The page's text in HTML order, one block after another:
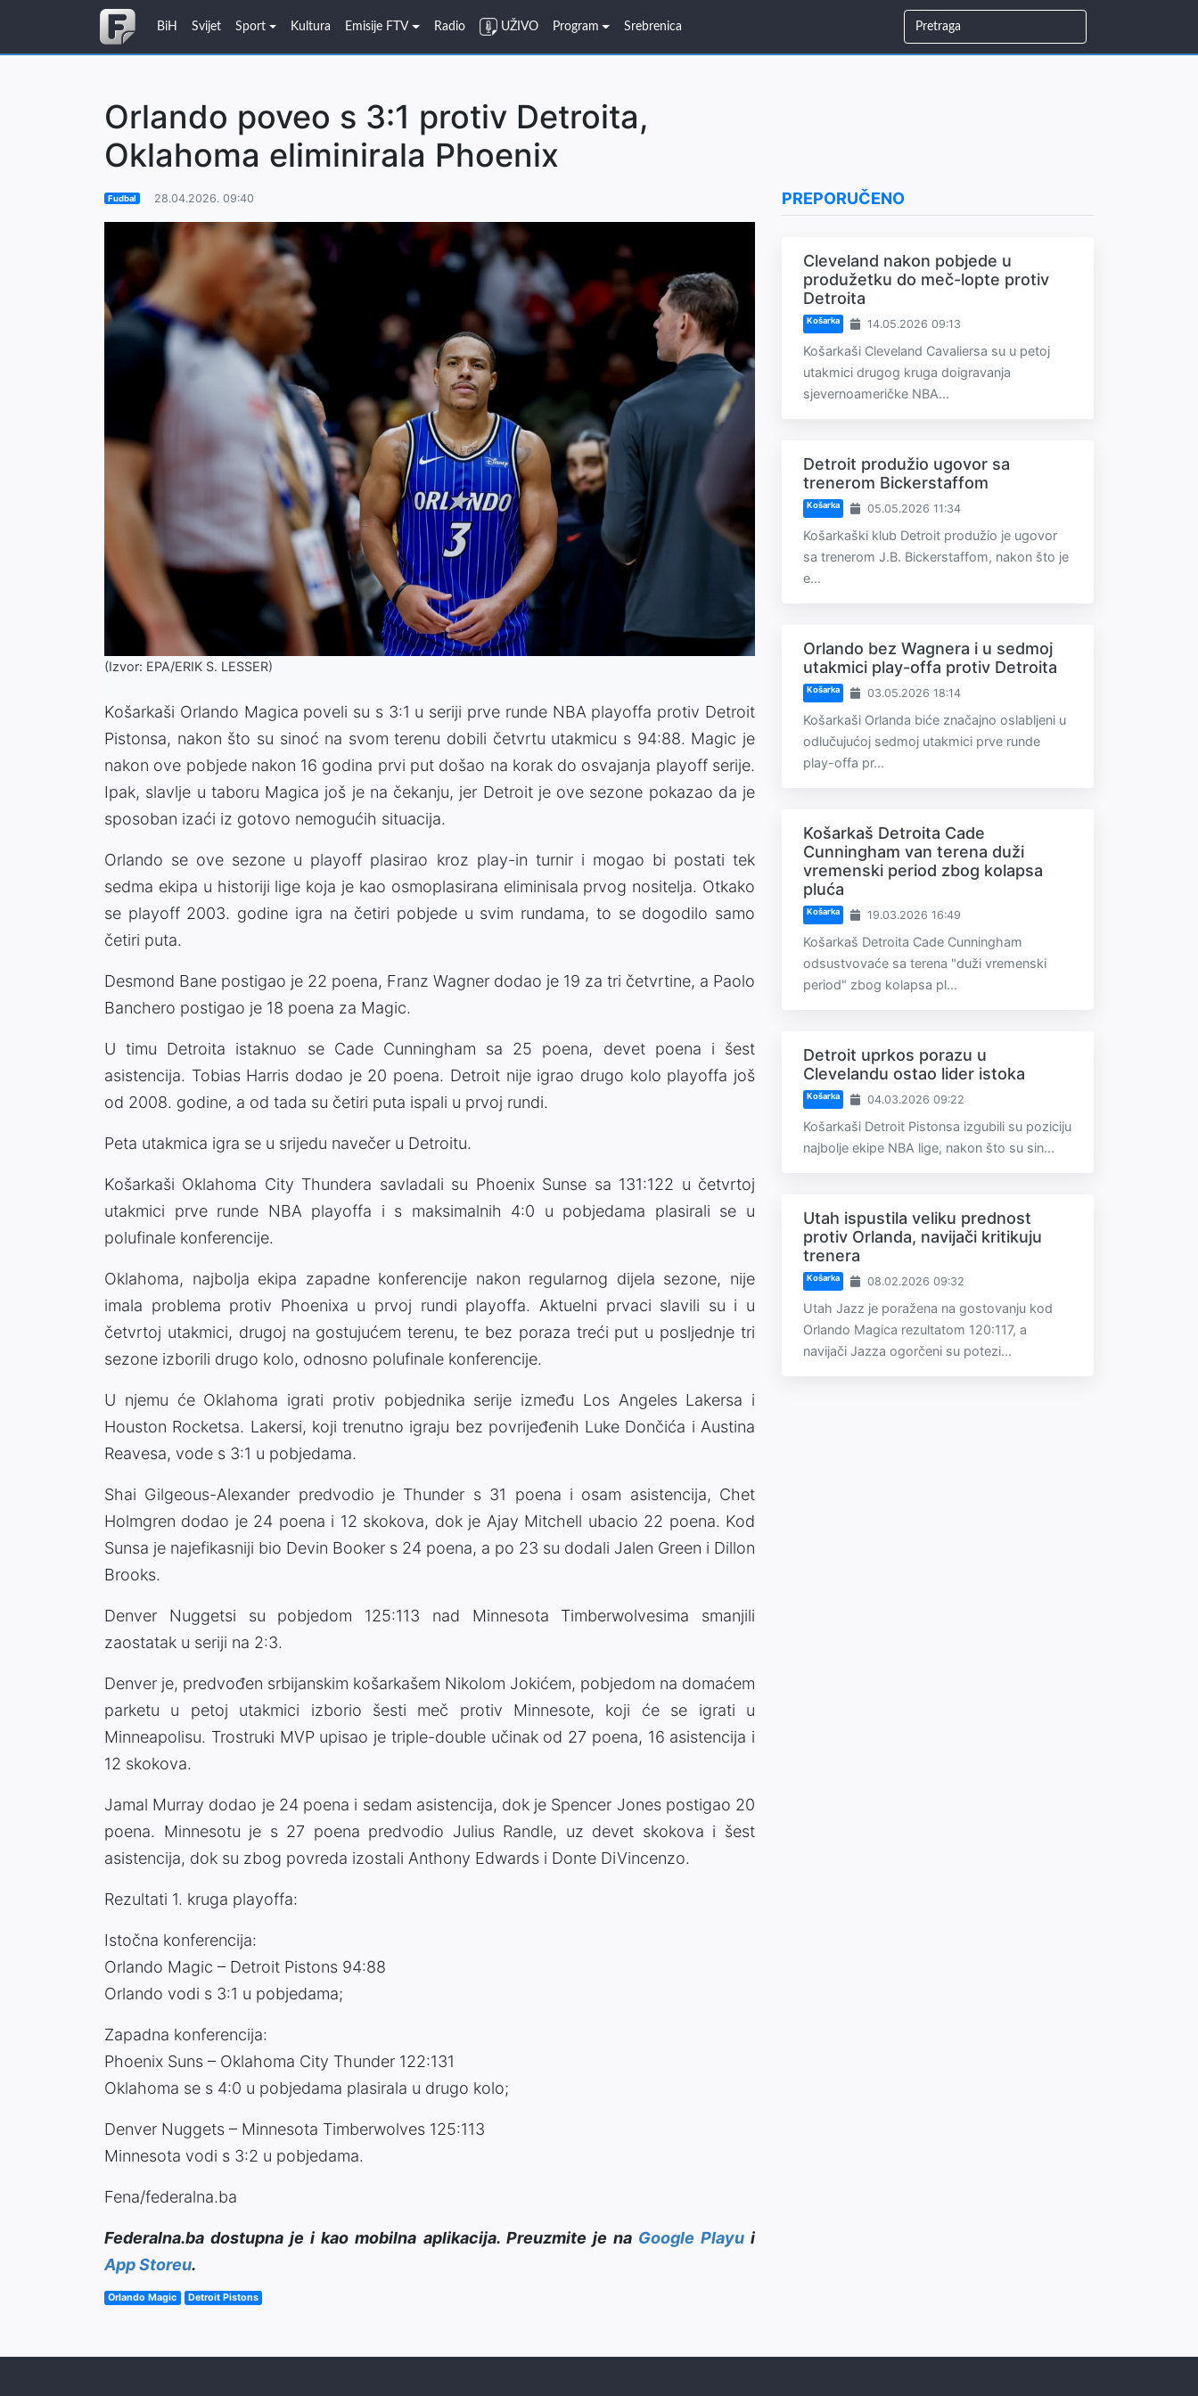
BiH Svijet Sport Kultura Emisije FTV Radio UŽIVO Program Srebrenica
Orlando poveo s 3:1 protiv Detroita,
Oklahoma eliminirala Phoenix
Fudbal 28.04.2026. 09:40
(Izvor: EPA/ERIK S. LESSER)
Košarkaši Orlando Magica poveli su s 3:1 u seriji prve runde NBA playoffa protiv Detroit
Pistonsa, nakon što su sinoć na svom terenu dobili četvrtu utakmicu s 94:88. Magic je
nakon ove pobjede nakon 16 godina prvi put došao na korak do osvajanja playoff serije.
Ipak, slavlje u taboru Magica još je na čekanju, jer Detroit je ove sezone pokazao da je
sposoban izaći iz gotovo nemogućih situacija.
Orlando se ove sezone u playoff plasirao kroz play-in turnir i mogao bi postati tek
sedma ekipa u historiji lige koja je kao osmoplasirana eliminisala prvog nositelja. Otkako
se playoff 2003. godine igra na četiri pobjede u svim rundama, to se dogodilo samo
četiri puta.
Desmond Bane postigao je 22 poena, Franz Wagner dodao je 19 za tri četvrtine, a Paolo
Banchero postigao je 18 poena za Magic.
U timu Detroita istaknuo se Cade Cunningham sa 25 poena, devet poena i šest
asistencija. Tobias Harris dodao je 20 poena. Detroit nije igrao drugo kolo playoffa još
od 2008. godine, a od tada su četiri puta ispali u prvoj rundi.
Peta utakmica igra se u srijedu navečer u Detroitu.
Košarkaši Oklahoma City Thundera savladali su Phoenix Sunse sa 131:122 u četvrtoj
utakmici prve runde NBA playoffa i s maksimalnih 4:0 u pobjedama plasirali se u
polufinale konferencije.
Oklahoma, najbolja ekipa zapadne konferencije nakon regularnog dijela sezone, nije
imala problema protiv Phoenixa u prvoj rundi playoffa. Aktuelni prvaci slavili su i u
četvrtoj utakmici, drugoj na gostujućem terenu, te bez poraza treći put u posljednje tri
sezone izborili drugo kolo, odnosno polufinale konferencije.
U njemu će Oklahoma igrati protiv pobjednika serije između Los Angeles Lakersa i
Houston Rocketsa. Lakersi, koji trenutno igraju bez povrijeđenih Luke Dončića i Austina
Reavesa, vode s 3:1 u pobjedama.
Shai Gilgeous-Alexander predvodio je Thunder s 31 poena i osam asistencija, Chet
Holmgren dodao je 24 poena i 12 skokova, dok je Ajay Mitchell ubacio 22 poena. Kod
Sunsa je najefikasniji bio Devin Booker s 24 poena, a po 23 su dodali Jalen Green i Dillon
Brooks.
Denver Nuggetsi su pobjedom 125:113 nad Minnesota Timberwolvesima smanjili
zaostatak u seriji na 2:3.
Denver je, predvođen srbijanskim košarkašem Nikolom Jokićem, pobjedom na domaćem
parketu u petoj utakmici izborio šesti meč protiv Minnesote, koji će se igrati u
Minneapolisu. Trostruki MVP upisao je triple-double učinak od 27 poena, 16 asistencija i
12 skokova.
Jamal Murray dodao je 24 poena i sedam asistencija, dok je Spencer Jones postigao 20
poena. Minnesotu je s 27 poena predvodio Julius Randle, uz devet skokova i šest
asistencija, dok su zbog povreda izostali Anthony Edwards i Donte DiVincenzo.
Rezultati 1. kruga playoffa:
Istočna konferencija:
Orlando Magic – Detroit Pistons 94:88
Orlando vodi s 3:1 u pobjedama;
Zapadna konferencija:
Phoenix Suns – Oklahoma City Thunder 122:131
Oklahoma se s 4:0 u pobjedama plasirala u drugo kolo;
Denver Nuggets – Minnesota Timberwolves 125:113
Minnesota vodi s 3:2 u pobjedama.
Fena/federalna.ba
Federalna.ba dostupna je i kao mobilna aplikacija. Preuzmite je na Google Playui
App Storeu.
Orlando Magic Detroit Pistons
PREPORUČENO
Cleveland nakon pobjede u
produžetku do meč-lopte protiv
Detroita
Košarka 14.05.2026 09:13
Košarkaši Cleveland Cavaliersa su u petoj
utakmici drugog kruga doigravanja
sjevernoameričke NBA...
Detroit produžio ugovor sa
trenerom Bickerstaffom
Košarka 05.05.2026 11:34
Košarkaški klub Detroit produžio je ugovor
sa trenerom J.B. Bickerstaffom, nakon što je
e...
Orlando bez Wagnera i u sedmoj
utakmici play-offa protiv Detroita
Košarka 03.05.2026 18:14
Košarkaši Orlanda biće značajno oslabljeni u
odlučujućoj sedmoj utakmici prve runde
play-offa pr...
Košarkaš Detroita Cade
Cunningham van terena duži
vremenski period zbog kolapsa
pluća
Košarka 19.03.2026 16:49
Košarkaš Detroita Cade Cunningham
odsustvovaće sa terena "duži vremenski
period" zbog kolapsa pl...
Detroit uprkos porazu u
Clevelandu ostao lider istoka
Košarka 04.03.2026 09:22
Košarkaši Detroit Pistonsa izgubili su poziciju
najbolje ekipe NBA lige, nakon što su sin...
Utah ispustila veliku prednost
protiv Orlanda, navijači kritikuju
trenera
Košarka 08.02.2026 09:32
Utah Jazz je poražena na gostovanju kod
Orlando Magica rezultatom 120:117, a
navijači Jazza ogorčeni su potezi...